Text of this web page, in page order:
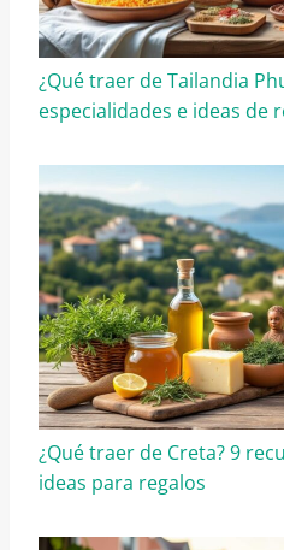
¿Qué traer de Tailandia
especialidades e ideas de
¿Qué traer de Creta? 9
ideas para regalos